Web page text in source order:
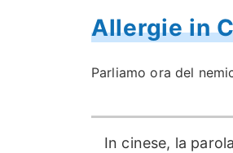
Allergie in
Parliamo ora del
In cinese, la